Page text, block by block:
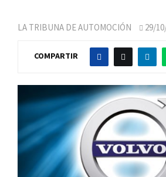
LA TRIBUNA DE AUTOMOCIÓN 29/
COMPARTIR